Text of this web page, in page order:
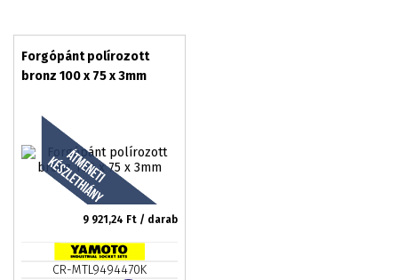
Forgópánt polírozott
bronz 100 x 75 x 3mm
9 921,24 Ft / darab
CR-MTL9494470K